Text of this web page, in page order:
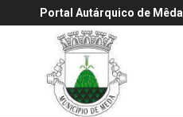
Portal Autárquico de Mêda